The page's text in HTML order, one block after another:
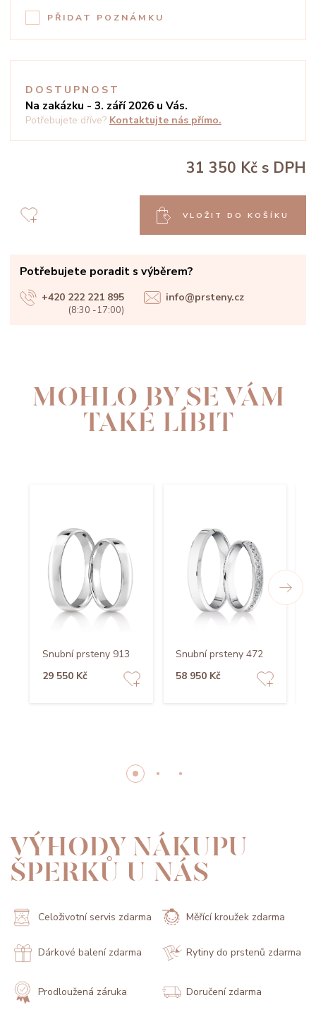
PŘIDAT POZNÁMKU
DOSTUPNOST
Na zakázku - 3. září 2026 u Vás.
Potřebujete dříve? Kontaktujte nás přímo.
31 350 Kč s DPH
VLOŽIT DO KOŠÍKU
Potřebujete poradit s výběrem?
+420 222 221 895
(8:30 -17:00)
info@prsteny.cz
MOHLO BY SE VÁM
TAKÉ LÍBIT
Snubní prsteny 913
29 550 Kč
Snubní prsteny 472
58 950 Kč
VÝHODY NÁKUPU
ŠPERKŮ U NÁS
Celoživotní servis zdarma Měřící kroužek zdarma
Dárkové balení zdarma Rytiny do prstenů zdarma
Prodloužená záruka Doručení zdarma